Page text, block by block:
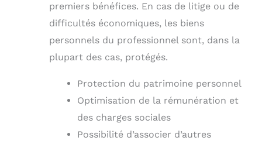
premiers bénéfices. En cas de litige ou de
difficultés économiques, les biens
personnels du professionnel sont, dans la
plupart des cas, protégés.
Protection du patrimoine personnel
Optimisation de la rémunération et
des charges sociales
Possibilité d’associer d’autres